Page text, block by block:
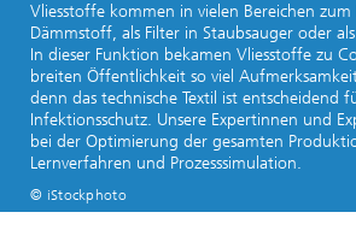
Vliesstoffe kommen in vielen Bereichen zum
Dämmstoff, als Filter in Staubsauger oder
In dieser Funktion bekamen Vliesstoffe zu
breiten Öffentlichkeit so viel
denn das technische Textil ist entscheidend
Infektionsschutz. Unsere Expertinnen und
bei der Optimierung der gesamten
Lernverfahren und Prozesssimulation.
© iStockphoto